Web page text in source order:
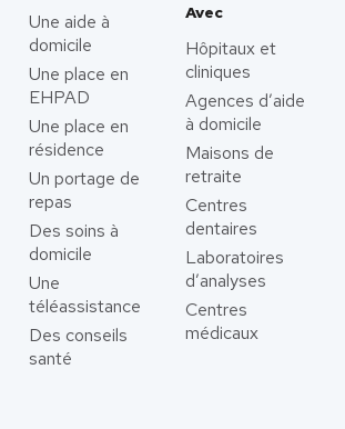
Une aide à
domicile
Une place en
EHPAD
Une place en
résidence
Un portage de
repas
Des soins à
domicile
Une
téléassistance
Des conseils
santé
Avec
Hôpitaux et
cliniques
Agences d’aide
à domicile
Maisons de
retraite
Centres
dentaires
Laboratoires
d’analyses
Centres
médicaux